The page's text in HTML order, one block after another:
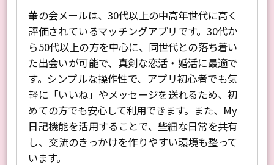
華の会メールは、30代以上の中高年世代に高く
評価されているマッチングアプリです。30代か
ら50代以上の方を中心に、同世代との落ち着い
た出会いが可能で、真剣な恋活・婚活に最適で
す。シンプルな操作性で、アプリ初心者でも気
軽に「いいね」やメッセージを送れるため、初
めての方でも安心して利用できます。また、My
日記機能を活用することで、些細な日常を共有
し、交流のきっかけを作りやすい環境も整って